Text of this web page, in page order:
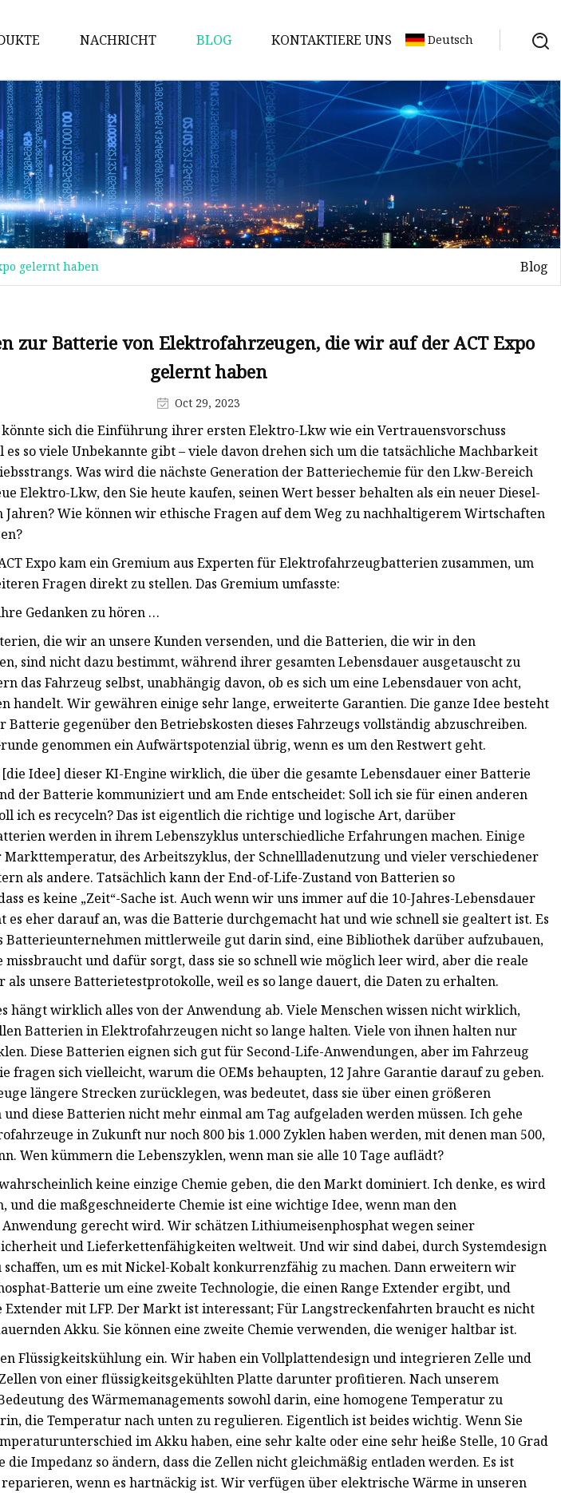
Speicherbatterie
Wandbatterie
Batterie
Säure-Ersatz
V-Batterie
LiFePO4-Zelle
Zelle
NACHRICHT BLOG KONTAKTIERE UNS Deutsch
gelernt haben Blog
zur Batterie von Elektrofahrzeugen, die wir auf der ACT Expo
gelernt haben
Oct 29, 2023
sich die Einführung ihrer ersten Elektro-Lkw wie ein Vertrauensvorschuss
so viele Unbekannte gibt – viele davon drehen sich um die tatsächliche Machbarkeit
Was wird die nächste Generation der Batteriechemie für den Lkw-Bereich
Elektro-Lkw, den Sie heute kaufen, seinen Wert besser behalten als ein neuer Diesel-
Wie können wir ethische Fragen auf dem Weg zu nachhaltigerem Wirtschaften
Expo kam ein Gremium aus Experten für Elektrofahrzeugbatterien zusammen, um
Fragen direkt zu stellen. Das Gremium umfasste:
Gedanken zu hören …
die wir an unsere Kunden versenden, und die Batterien, die wir in den
sind nicht dazu bestimmt, während ihrer gesamten Lebensdauer ausgetauscht zu
das Fahrzeug selbst, unabhängig davon, ob es sich um eine Lebensdauer von acht,
handelt. Wir gewähren einige sehr lange, erweiterte Garantien. Die ganze Idee besteht
Batterie gegenüber den Betriebskosten dieses Fahrzeugs vollständig abzuschreiben.
genommen ein Aufwärtspotenzial übrig, wenn es um den Restwert geht.
[die Idee] dieser KI-Engine wirklich, die über die gesamte Lebensdauer einer Batterie
der Batterie kommuniziert und am Ende entscheidet: Soll ich sie für einen anderen
ich es recyceln? Das ist eigentlich die richtige und logische Art, darüber
werden in ihrem Lebenszyklus unterschiedliche Erfahrungen machen. Einige
des Arbeitszyklus, der Schnellladenutzung und vieler verschiedener
als andere. Tatsächlich kann der End-of-Life-Zustand von Batterien so
es keine „Zeit“-Sache ist. Auch wenn wir uns immer auf die 10-Jahres-Lebensdauer
eher darauf an, was die Batterie durchgemacht hat und wie schnell sie gealtert ist. Es
Batterieunternehmen mittlerweile gut darin sind, eine Bibliothek darüber aufzubauen,
und dafür sorgt, dass sie so schnell wie möglich leer wird, aber die reale
unsere Batterietestprotokolle, weil es so lange dauert, die Daten zu erhalten.
hängt wirklich alles von der Anwendung ab. Viele Menschen wissen nicht wirklich,
Batterien in Elektrofahrzeugen nicht so lange halten. Viele von ihnen halten nur
Diese Batterien eignen sich gut für Second-Life-Anwendungen, aber im Fahrzeug
fragen sich vielleicht, warum die OEMs behaupten, 12 Jahre Garantie darauf zu geben.
längere Strecken zurücklegen, was bedeutet, dass sie über einen größeren
diese Batterien nicht mehr einmal am Tag aufgeladen werden müssen. Ich gehe
in Zukunft nur noch 800 bis 1.000 Zyklen haben werden, mit denen man 500,
Wen kümmern die Lebenszyklen, wenn man sie alle 10 Tage auflädt?
keine einzige Chemie geben, die den Markt dominiert. Ich denke, es wird
und die maßgeschneiderte Chemie ist eine wichtige Idee, wenn man den
gerecht wird. Wir schätzen Lithiumeisenphosphat wegen seiner
und Lieferkettenfähigkeiten weltweit. Und wir sind dabei, durch Systemdesign
schaffen, um es mit Nickel-Kobalt konkurrenzfähig zu machen. Dann erweitern wir
Batterie um eine zweite Technologie, die einen Range Extender ergibt, und
Extender mit LFP. Der Markt ist interessant; Für Langstreckenfahrten braucht es nicht
Akku. Sie können eine zweite Chemie verwenden, die weniger haltbar ist.
Flüssigkeitskühlung ein. Wir haben ein Vollplattendesign und integrieren Zelle und
Zellen von einer flüssigkeitsgekühlten Platte darunter profitieren. Nach unserem
des Wärmemanagements sowohl darin, eine homogene Temperatur zu
die Temperatur nach unten zu regulieren. Eigentlich ist beides wichtig. Wenn Sie
im Akku haben, eine sehr kalte oder eine sehr heiße Stelle, 10 Grad
die Impedanz so ändern, dass die Zellen nicht gleichmäßig entladen werden. Es ist
reparieren, wenn es hartnäckig ist. Wir verfügen über elektrische Wärme in unseren